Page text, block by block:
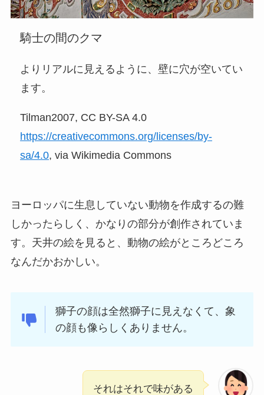
騎士の間のクマ
よりリアルに見えるように、壁に穴が空いてい
ます。
Tilman2007, CC BY-SA 4.0
https://creativecommons.org/licenses/by-
sa/4.0, via Wikimedia Commons
ヨーロッパに生息していない動物を作成するの難
しかったらしく、かなりの部分が創作されていま
す。天井の絵を見ると、動物の絵がところどころ
なんだかおかしい。
獅子の顔は全然獅子に見えなくて、象
の顔も像らしくありません。
それはそれで味がある